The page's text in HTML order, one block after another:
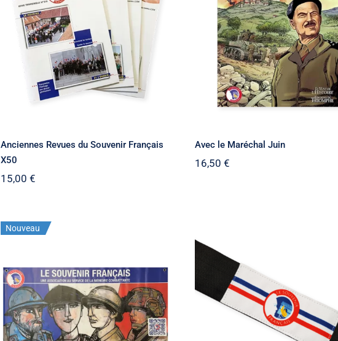
Anciennes Revues du
Souvenir Français X50
Anciennes Revues du Souvenir Français
X50
15,00 €
Avec le Maréchal Juin
Avec le Maréchal Juin
16,50€
Nouveau
Bandeau “Les 4 Soldats” Brassard ajustable